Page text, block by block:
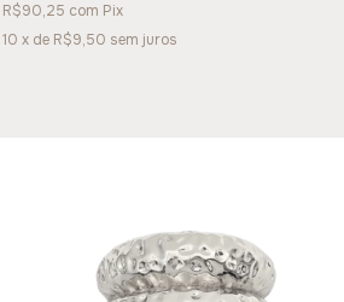
R$90,25 com Pix
10 x de R$9,50 sem juros